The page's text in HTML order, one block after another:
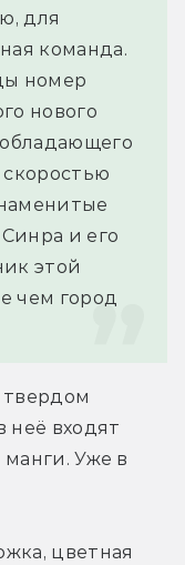
для
команда.
номер
нового
и его
этой
чем город
твердом
неё входят
Уже в
цветная